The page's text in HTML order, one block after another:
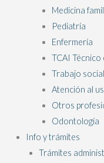
Medicina
Pediatría
Enfermería
TCAI Técnico
Trabajo social
Atención al
Otros
Odontología
Info y trámites
Trámites